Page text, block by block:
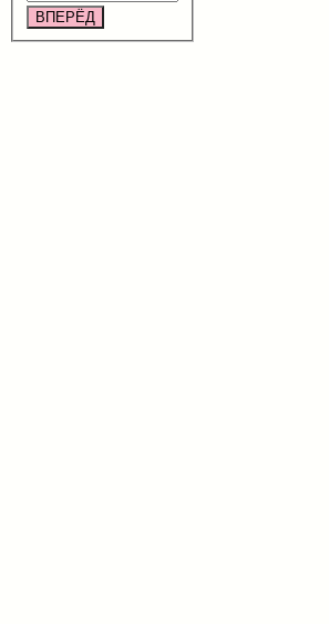
ВПЕРЁД